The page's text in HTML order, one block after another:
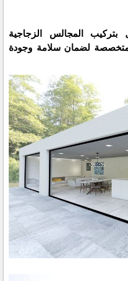
المجالس الزجاجية
متخصصة لضمان سلامة وجودة